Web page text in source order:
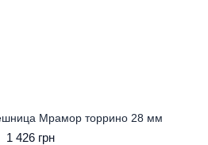
Мрамор торрино 28 мм
1 426 грн